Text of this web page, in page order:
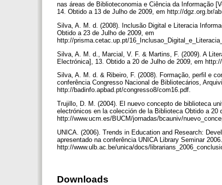
nas áreas de Biblioteconomia e Ciência da Informação
14. Obtido a 13 de Julho de 2009, em http://dgz.org.br/
Silva, A. M. d. (2008). Inclusão Digital e Literacia
Obtido a 23 de Julho de 2009, em
http://prisma.cetac.up.pt/
Silva, A. M. d., Marcial, V. F. & Martins, F. (2009). A
Electrónica], 13. Obtido a 20 de Julho de 2009, em
Silva, A. M. d. & Ribeiro, F. (2008). Formação, perfil e
conferência Congresso Nacional de Bibliotecários,
http://badinfo.apbad.pt/congresso8/com16.pdf.
Trujillo, D. M. (2004). El nuevo concepto de biblioteca
electrónicos en la colección de la Biblioteca Obtido a 20
http://www.ucm.es/BUCM/jornadas/bcauniv/
UNICA. (2006). Trends in Education and Research:
apresentado na conferência UNICA Library Seminar
http://www.ulb.ac.be/unica/docs/
Downloads